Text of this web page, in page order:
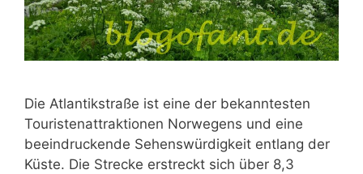
Die Atlantikstraße ist eine der bekanntesten
Touristenattraktionen Norwegens und eine
beeindruckende Sehenswürdigkeit entlang der
Küste. Die Strecke erstreckt sich über 8,3